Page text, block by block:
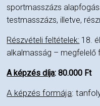
sportmasszázs
testmasszázs, illetve,
Részvételi feltételek: 18.
alkalmasság – megfelelő
A képzés díja: 80.000 Ft
A képzés formája: